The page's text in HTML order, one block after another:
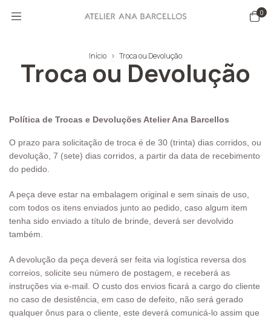
0
Início > Troca ou Devolução
Troca ou Devolução
Política de Trocas e Devoluções Atelier Ana Barcellos
O prazo para solicitação de troca é de 30 (trinta) dias corridos, ou
devolução, 7 (sete) dias corridos, a partir da data de recebimento
do pedido.
A peça deve estar na embalagem original e sem sinais de uso,
com todos os itens enviados junto ao pedido, caso algum item
tenha sido enviado a título de brinde, deverá ser devolvido
também.
A devolução da peça deverá ser feita via logística reversa dos
correios, solicite seu número de postagem, e receberá as
instruções via e-mail. O custo dos envios ficará a cargo do cliente
no caso de desistência, em caso de defeito, não será gerado
qualquer ônus para o cliente, este deverá comunicá-lo assim que